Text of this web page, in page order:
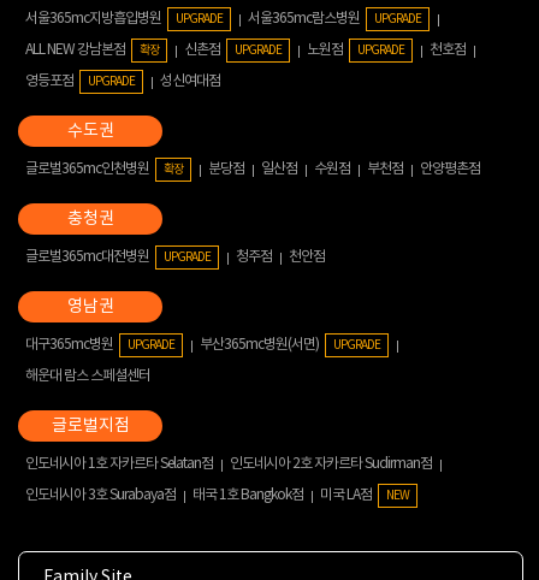
서울365mc지방흡입병원 UPGRADE 서울365mc람스병원 UPGRADE
ALL NEW 강남본점 확장 신촌점 UPGRADE 노원점 UPGRADE
천호점
영등포점
UPGRADE 성신여대점
글로벌365mc인천병원 확장 분당점 일산점 수원점 부천점 안양평촌점
글로벌365mc대전병원 UPGRADE 청주점 천안점
대구365mc병원 UPGRADE 부산365mc병원(서면) UPGRADE
해운대 람스 스페셜센터
인도네시아 1호 자카르타 Selatan점
인도네시아 2호 자카르타 Sudirman점
인도네시아 3호 Surabaya점
태국 1호 Bangkok점 미국 LA점 NEW